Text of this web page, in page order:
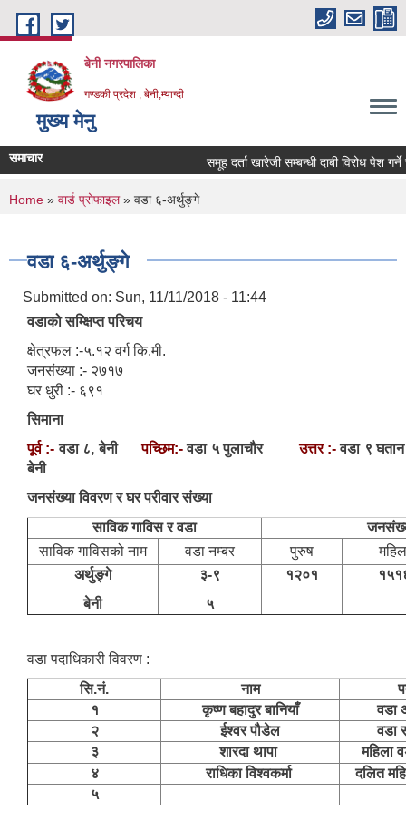
Skip to main content
बेनी नगरपालिका
गण्डकी प्रदेश , बेनी,म्याग्दी
मुख्य मेनु
समाचार समूह दर्ता खारेजी सम्बन्धी दाबी विरोध पेश गर्ने
You are here
Home » वार्ड प्रोफाइल» वडा ६-अर्थुङ्गे
वडा ६-अर्थुङ्गे
Submitted on: Sun, 11/11/2018 - 11:44
वडाको सम्क्षिप्त परिचय
क्षेत्रफल :-५.१२ वर्ग कि.मी.
जनसंख्या :- २७१७
घर धुरी :- ६९१
सिमाना
पूर्व :-वडा ८, बेनीपच्छिम:-वडा ५ पुलाचौर उत्तर :-वडा ९
बेनी
जनसंख्या विवरण र घर परीवार संख्या
साविक गाविस र वडा
साविक गाविसको नाम
वडा नम्बर पुरुष
अर्थुङ्गे
बेनी
३-९
५
१२०१
वडा पदाधिकारी विवरण :
सि.नं.
नाम
१
कृष्ण बहादुर बानियाँ
वडा
२
ईश्वर पौडेल
वडा
३
शारदा थापा
महिला
४
राधिका विश्वकर्मा
दलित
५